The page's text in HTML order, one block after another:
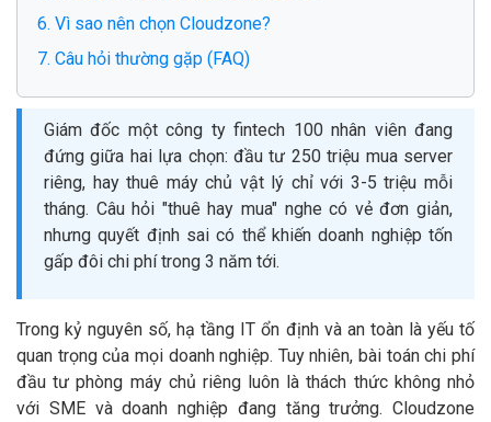
6. Vì sao nên chọn Cloudzone?
7. Câu hỏi thường gặp (FAQ)
Giám đốc một công ty fintech 100 nhân viên đang
đứng giữa hai lựa chọn: đầu tư 250 triệu mua server
riêng, hay thuê máy chủ vật lý chỉ với 3-5 triệu mỗi
tháng. Câu hỏi "thuê hay mua" nghe có vẻ đơn giản,
nhưng quyết định sai có thể khiến doanh nghiệp tốn
gấp đôi chi phí trong 3 năm tới.
Trong kỷ nguyên số, hạ tầng IT ổn định và an toàn là yếu tố
quan trọng của mọi doanh nghiệp. Tuy nhiên, bài toán chi phí
đầu tư phòng máy chủ riêng luôn là thách thức không nhỏ
với SME và doanh nghiệp đang tăng trưởng. Cloudzone